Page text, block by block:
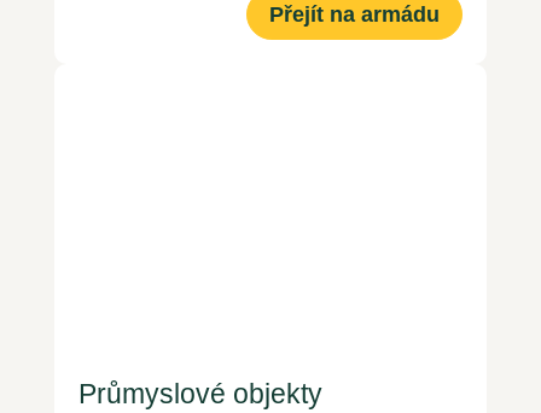
Přejít na armádu
Průmyslové objekty